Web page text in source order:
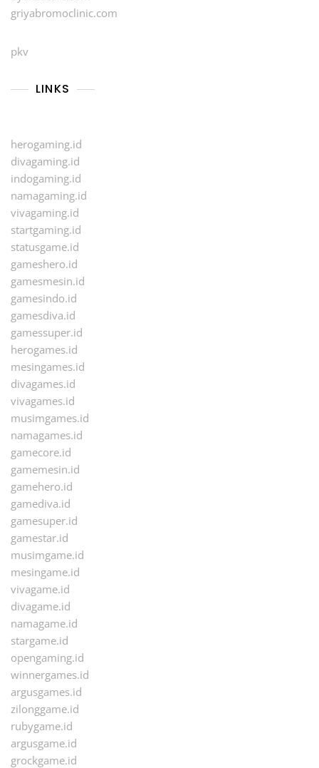
griyabromoclinic.com
pkv
LINKS
herogaming.id
divagaming.id
indogaming.id
namagaming.id
vivagaming.id
startgaming.id
statusgame.id
gameshero.id
gamesmesin.id
gamesindo.id
gamesdiva.id
gamessuper.id
herogames.id
mesingames.id
divagames.id
vivagames.id
musimgames.id
namagames.id
gamecore.id
gamemesin.id
gamehero.id
gamediva.id
gamesuper.id
gamestar.id
musimgame.id
mesingame.id
vivagame.id
divagame.id
namagame.id
stargame.id
opengaming.id
winnergames.id
argusgames.id
zilonggame.id
rubygame.id
argusgame.id
grockgame.id